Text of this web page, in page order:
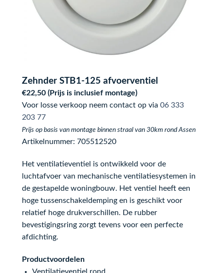
Zehnder STB1-125 afvoerventiel
€22,50 (Prijs is inclusief montage)
Voor losse verkoop neem contact op via 06 333
203 77
Prijs op basis van montage binnen straal van 30km rond Assen
Artikelnummer: 705512520
Het ventilatieventiel is ontwikkeld voor de
luchtafvoer van mechanische ventilatiesystemen in
de gestapelde woningbouw. Het ventiel heeft een
hoge tussenschakeldemping en is geschikt voor
relatief hoge drukverschillen. De rubber
bevestigingsring zorgt tevens voor een perfecte
afdichting.
Productvoordelen
Ventilatieventiel rond